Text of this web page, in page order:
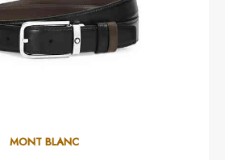
MONT BLANC